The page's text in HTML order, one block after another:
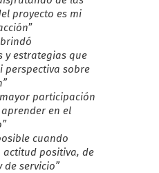
proyecto es mi
”
y estrategias que
perspectiva sobre
participación
en el
cuando
actitud positiva, de
de servicio”